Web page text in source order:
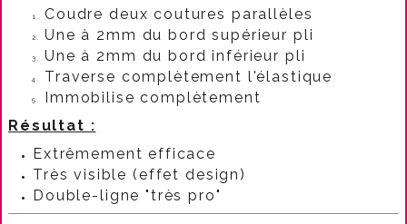
Coudre deux coutures parallèles
Une à 2mm du bord supérieur pli
Une à 2mm du bord inférieur pli
Traverse complètement l'élastique
Immobilise complètement
Résultat :
Extrêmement efficace
Très visible (effet design)
Double-ligne "très pro"